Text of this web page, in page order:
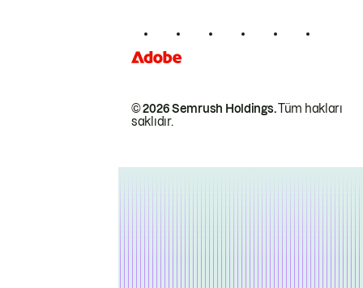
© 2026 Semrush Holdings.Tüm hakları
saklıdır.